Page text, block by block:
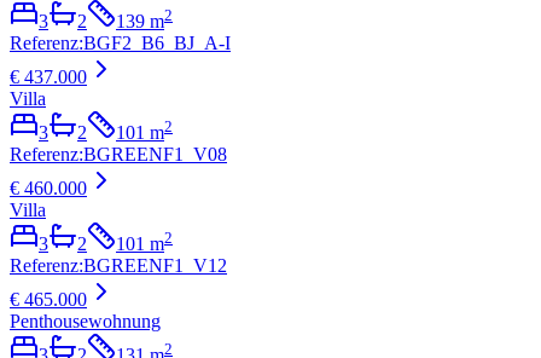
3
2 139 m2
Referenz:BGF2_B6_BJ_A-I
€ 437.000
Villa
3
2 101 m2
Referenz:BGREENF1_V08
€ 460.000
Villa
3
2 101 m2
Referenz:BGREENF1_V12
€ 465.000
Penthousewohnung
2